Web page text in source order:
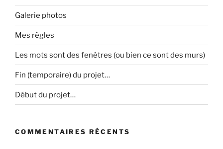
Galerie photos
Mes règles
Les mots sont des fenêtres (ou bien ce sont des murs)
Fin (temporaire) du projet…
Début du projet…
COMMENTAIRES RÉCENTS